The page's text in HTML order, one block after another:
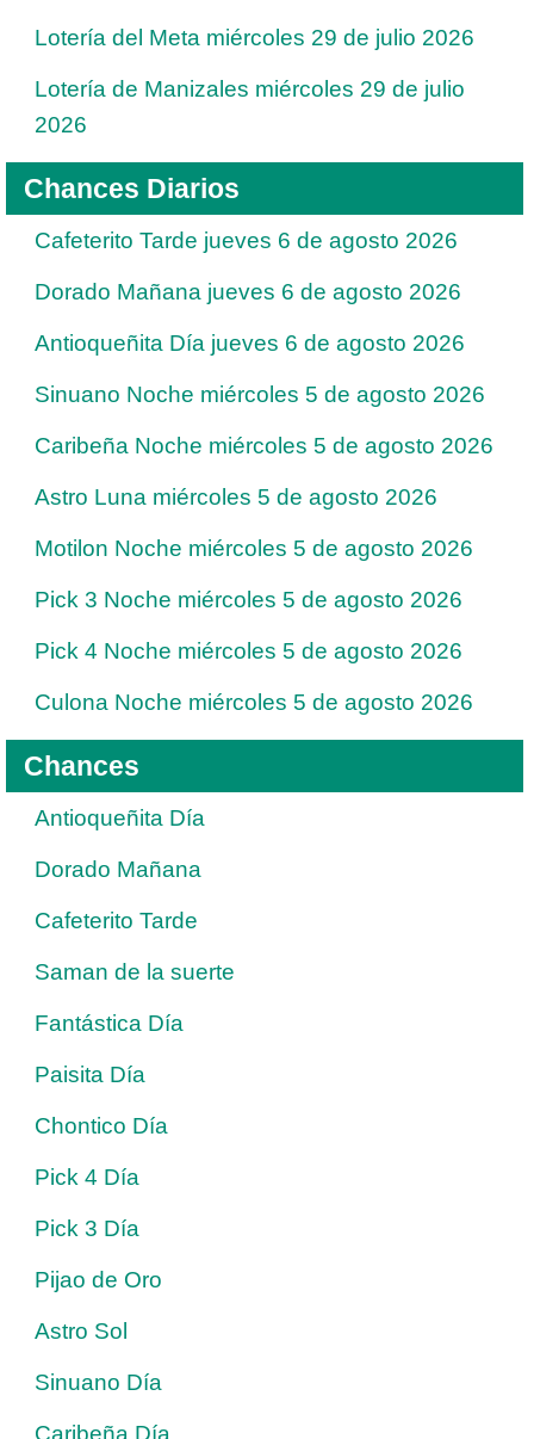
Lotería del Meta miércoles 29 de julio 2026
Lotería de Manizales miércoles 29 de julio
2026
Chances Diarios
Cafeterito Tarde jueves 6 de agosto 2026
Dorado Mañana jueves 6 de agosto 2026
Antioqueñita Día jueves 6 de agosto 2026
Sinuano Noche miércoles 5 de agosto 2026
Caribeña Noche miércoles 5 de agosto 2026
Astro Luna miércoles 5 de agosto 2026
Motilon Noche miércoles 5 de agosto 2026
Pick 3 Noche miércoles 5 de agosto 2026
Pick 4 Noche miércoles 5 de agosto 2026
Culona Noche miércoles 5 de agosto 2026
Chances
Antioqueñita Día
Dorado Mañana
Cafeterito Tarde
Saman de la suerte
Fantástica Día
Paisita Día
Chontico Día
Pick 4 Día
Pick 3 Día
Pijao de Oro
Astro Sol
Sinuano Día
Caribeña Día